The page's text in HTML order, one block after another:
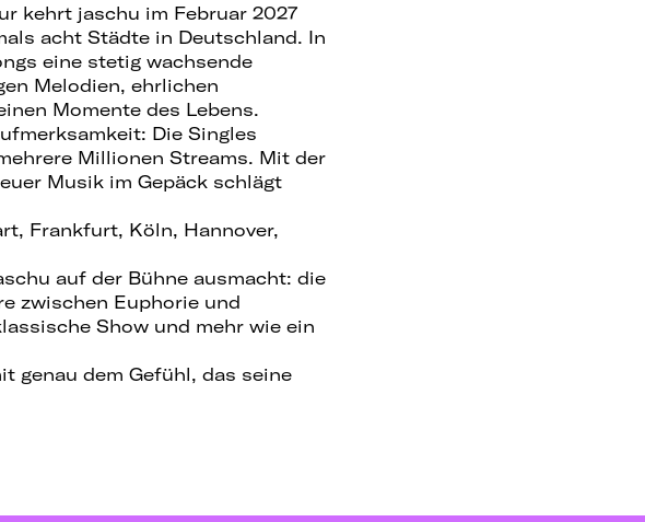
kehrt jaschu im Februar 2027
acht Städte in Deutschland. In
eine stetig wachsende
Melodien, ehrlichen
Momente des Lebens.
Die Singles
Millionen Streams. Mit der
Musik im Gepäck schlägt
Frankfurt, Köln, Hannover,
auf der Bühne ausmacht: die
zwischen Euphorie und
Show und mehr wie ein
genau dem Gefühl, das seine